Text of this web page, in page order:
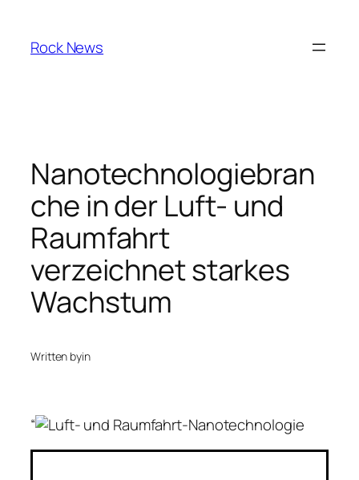
content
Rock News
Nanotechnologiebran
che in der Luft- und
Raumfahrt
verzeichnet starkes
Wachstum
Written byin
“